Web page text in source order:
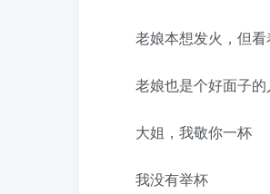
老娘本想发火，但看
老娘也是个好面子的
大姐，我敬你一杯
我没有举杯